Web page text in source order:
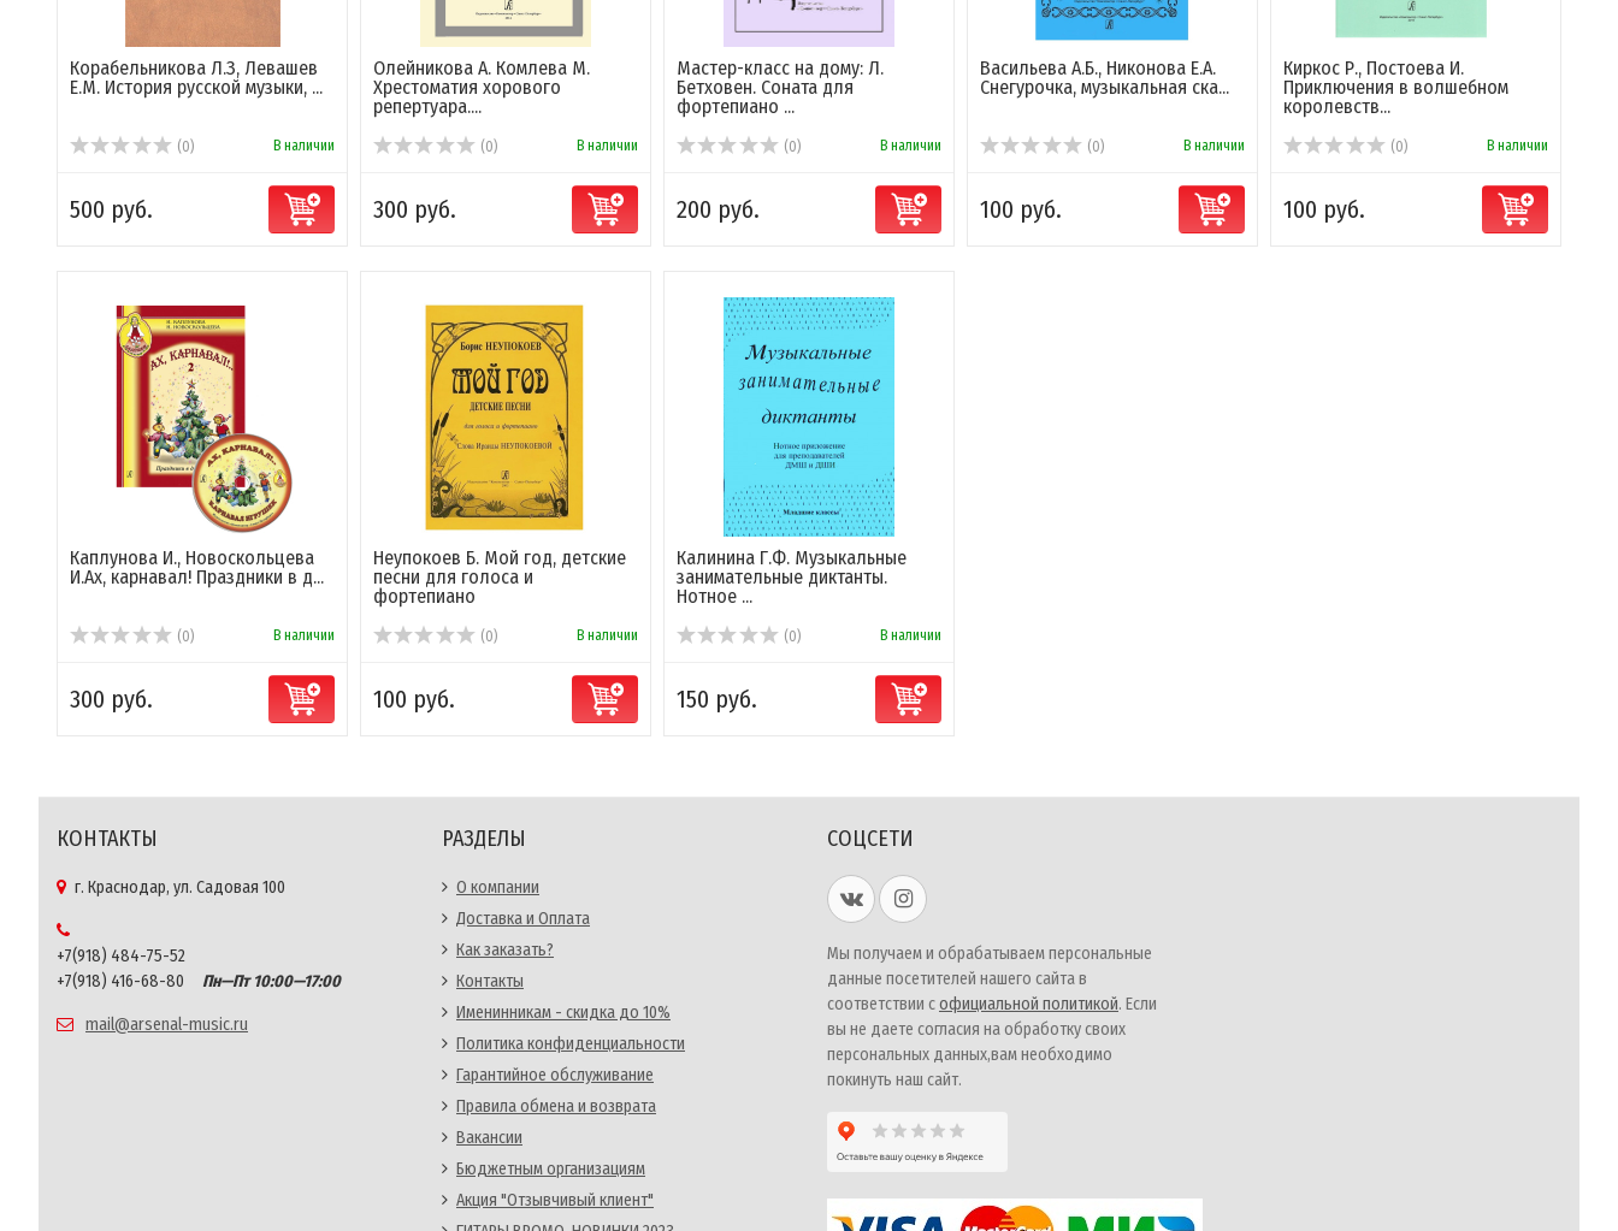
Корабельникова Л.З, Левашев
Е.М. История русской музыки, ...
(0) В наличии
500 руб.
Олейникова А. Комлева М.
Хрестоматия хорового
репертуара....
(0) В наличии
300 руб.
Мастер-класс на дому: Л.
Бетховен. Соната для
фортепиано ...
(0) В наличии
200 руб.
Васильева А.Б., Никонова Е.А.
Снегурочка, музыкальная ска...
(0) В наличии
100 руб.
Киркос Р., Постоева И.
Приключения в волшебном
королевств...
(0) В наличии
100 руб.
Каплунова И., Новоскольцева
И.Ах, карнавал! Праздники в д...
(0) В наличии
300 руб.
Неупокоев Б. Мой год, детские
песни для голоса и
фортепиано
(0) В наличии
100 руб.
Калинина Г.Ф. Музыкальные
занимательные диктанты.
Нотное ...
(0) В наличии
150 руб.
КОНТАКТЫ
г. Краснодар, ул. Садовая 100
+7(918) 484-75-52
+7(918) 416-68-80
Пн—Пт 10:00—17:00
mail@arsenal-music.ru
РАЗДЕЛЫ
О компании
Доставка и Оплата
Как заказать?
Контакты
Именинникам - скидка до 10%
Политика конфиденциальности
Гарантийное обслуживание
Правила обмена и возврата
Вакансии
Бюджетным организациям
Акция "Отзывчивый клиент"
СОЦСЕТИ
Мы получаем и обрабатываем персональные
данные посетителей нашего сайта в
соответствии софициальной политикой. Если
вы не даете согласия на обработку своих
персональных данных,вам необходимо
покинуть наш сайт.